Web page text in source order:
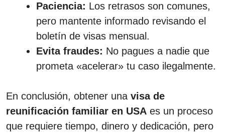
Paciencia: Los retrasos son comunes,
pero mantente informado revisando el
boletín de visas mensual.
Evita fraudes: No pagues a nadie que
prometa «acelerar» tu caso ilegalmente.
En conclusión, obtener una visa de
reunificación familiar en USA es un proceso
que requiere tiempo, dinero y dedicación, pero